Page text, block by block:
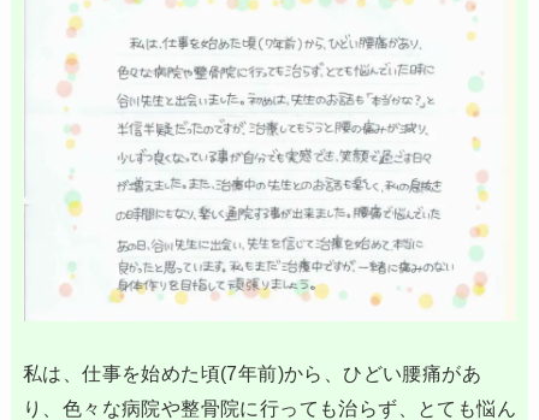
私は、仕事を始めた頃(7年前)から、ひどい腰痛があ
り、色々な病院や整骨院に行っても治らず、とても悩ん